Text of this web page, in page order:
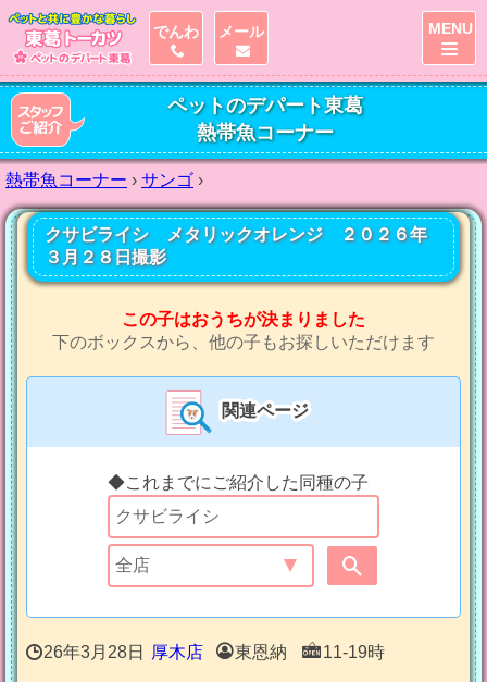
ペットのデパート東葛
熱帯魚コーナー
熱帯魚コーナー › サンゴ ›
クサビライシ メタリックオレンジ ２０２６年
３月２８日撮影
この子はおうちが決まりました
下のボックスから、他の子もお探しいただけます
関連ページ
◆これまでにご紹介した同種の子
26年3月28日 厚木店 東恩納 11-19時
でんわ メール MENU